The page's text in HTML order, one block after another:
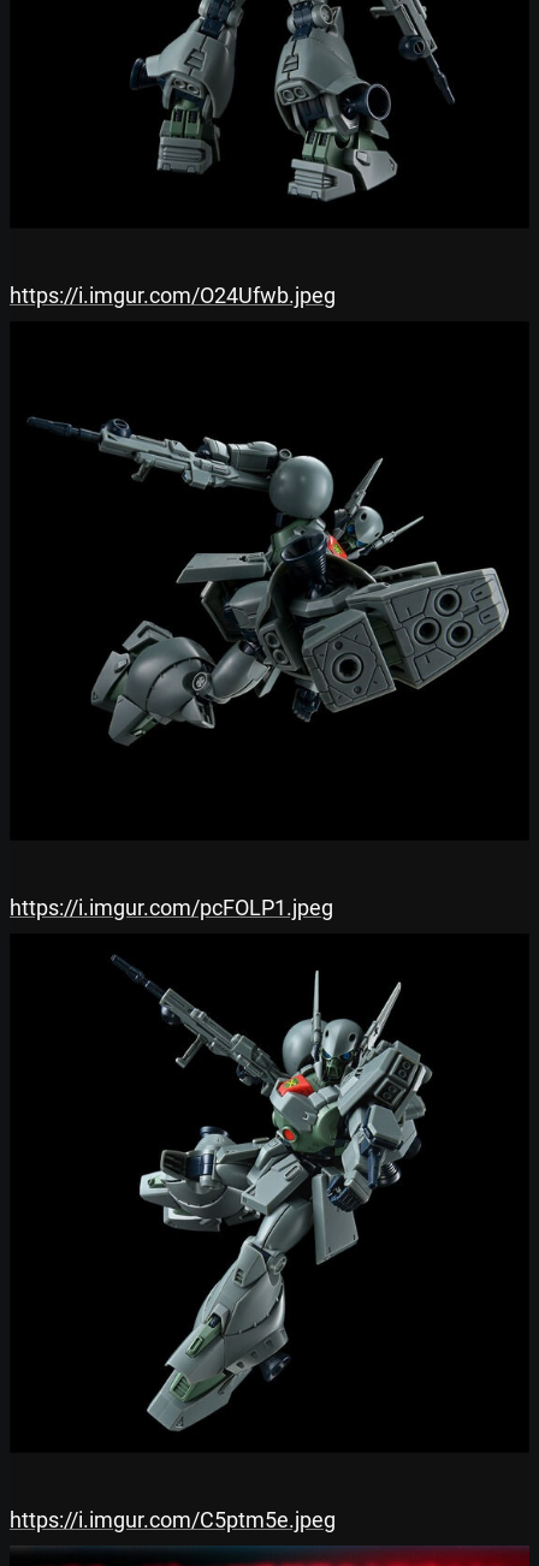
https://i.imgur.com/O24Ufwb.jpeg
https://i.imgur.com/pcFOLP1.jpeg
https://i.imgur.com/C5ptm5e.jpeg